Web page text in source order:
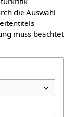
die Auswahl
muss beachtet